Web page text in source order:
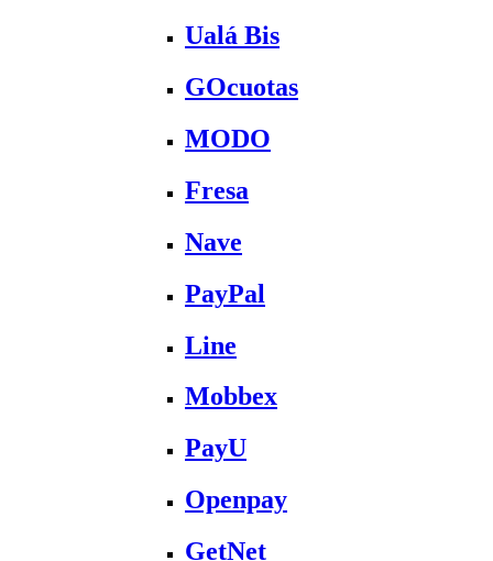
Ualá Bis
GOcuotas
MODO
Fresa
Nave
PayPal
Line
Mobbex
PayU
Openpay
GetNet